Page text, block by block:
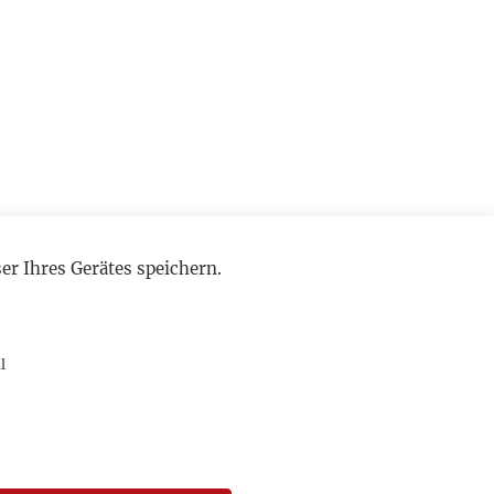
Ihres Gerätes speichern.